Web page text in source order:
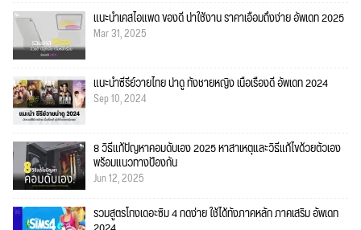
แนะนำเคสไอแพด ของดี น่าใช้งาน ราคาเอื้อมถึงง่าย อัพเดท 2025
Mar 31, 2025
แนะนำซีรีย์วายไทย น่าดู ทั้งชายหญิง เนื้อเรื่องดี อัพเดท 2024
Sep 10, 2024
8 วิธีแก้ปัญหาคอมดับเอง 2025 หาสาเหตุและวิธีแก้ไขด้วยตัวเอง
พร้อมแนวทางป้องกัน
Jun 12, 2025
รวมสูตรโกงเดอะซิม 4 กดง่าย ใช้ได้ทั้งภาคหลัก ภาคเสริม อัพเดท